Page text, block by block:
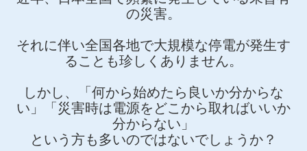
の災害。
それに伴い全国各地で大規模な停電が発生す
ることも珍しくありません。
しかし、「何から始めたら良いか分からな
い」「災害時は電源をどこから取ればいいか
分からない」
という方も多いのではないでしょうか？